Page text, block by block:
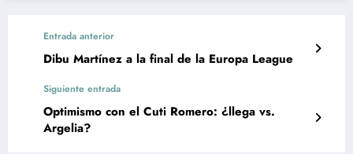
Entrada anterior
Dibu Martínez a la final de la Europa League
Siguiente entrada
Optimismo con el Cuti Romero: ¿llega vs.
Argelia?